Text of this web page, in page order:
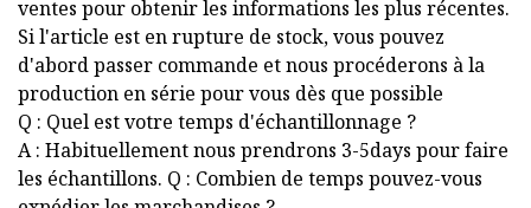
ventes pour obtenir les informations les plus récentes.
Si l'article est en rupture de stock, vous pouvez
d'abord passer commande et nous procéderons à la
production en série pour vous dès que possible
Q : Quel est votre temps d'échantillonnage ?
A : Habituellement nous prendrons 3-5days pour faire
les échantillons. Q : Combien de temps pouvez-vous